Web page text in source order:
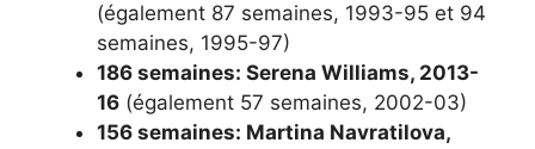
(également 87 semaines, 1993-95 et 94
semaines, 1995-97)
186 semaines: Serena Williams, 2013-
16 (également 57 semaines, 2002-03)
156 semaines: Martina Navratilova,